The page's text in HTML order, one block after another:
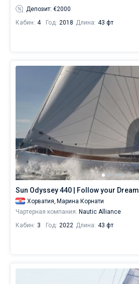
Депозит: €2000
Кабин: 4 Год: 2018 Длина: 43 фт
Sun Odyssey 440 | Follow your Dream
Хорватия, Марина Корнати
Чартерная компания: Nautic Alliance
Кабин: 3 Год: 2022 Длина: 43 фт